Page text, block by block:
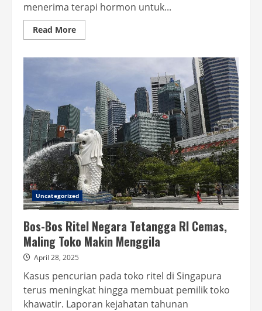
menerima terapi hormon untuk...
Read MoreRead
more
operasi
tidak
akan
berhenti’
–
Di
balik
tren
operasi
plastik
di
China
Uncategorized
Bos-Bos Ritel Negara Tetangga RI Cemas,
Maling Toko Makin Menggila
April 28, 2025
Kasus pencurian pada toko ritel di Singapura
terus meningkat hingga membuat pemilik toko
khawatir. Laporan kejahatan tahunan